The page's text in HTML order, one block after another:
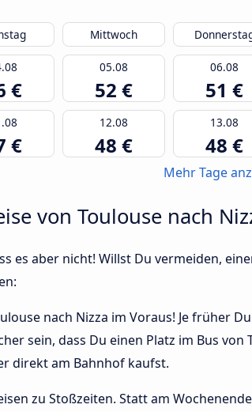
Mittwoch
€
05.08
52 €
06.08
51 €
€
12.08
48 €
13.08
48 €
Mehr Tage
von Toulouse nach
es aber nicht! Willst Du vermeiden,
nach Nizza im Voraus! Je früher
sein, dass Du einen Platz im Bus
direkt am Bahnhof kaufst.
zu Stoßzeiten. Statt am